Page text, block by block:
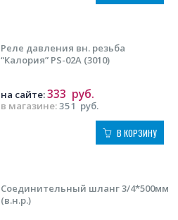
Реле давления вн. резьба
“Калория” PS-02А (3010)
в магазине:351 руб.
на сайте:333 руб.
В КОРЗИНУ
Соединительный шланг 3/4*500мм
(в.н.р.)